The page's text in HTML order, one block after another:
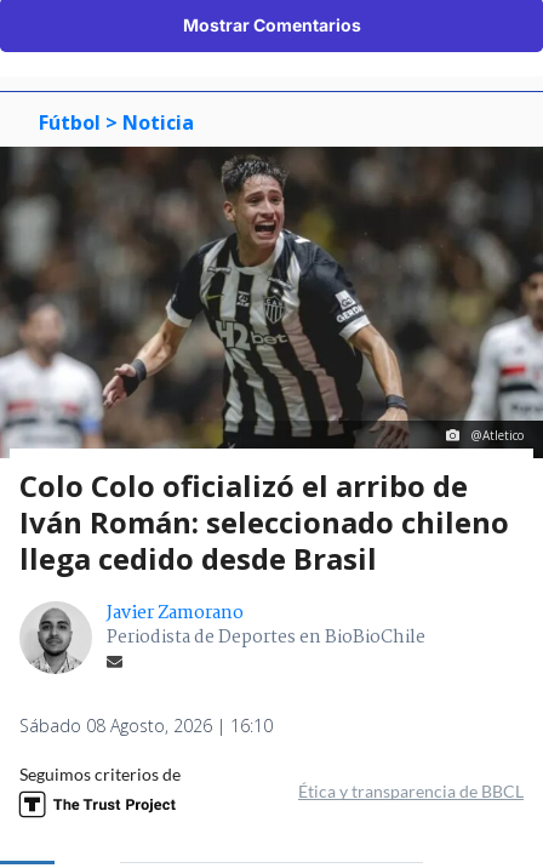
Mostrar Comentarios
Fútbol > Noticia
@Atletico
Colo Colo oficializó el arribo de
Iván Román: seleccionado chileno
llega cedido desde Brasil
Javier Zamorano
Periodista de Deportes en BioBioChile
Sábado 08 Agosto, 2026 | 16:10
Seguimos criterios de
Ética y transparencia de BBCL